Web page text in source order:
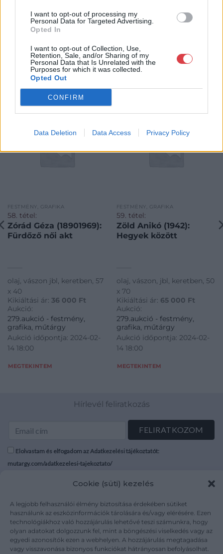
I want to opt-out of processing my
Personal Data for Targeted Advertising.
Opted In
I want to opt-out of Collection, Use,
Retention, Sale, and/or Sharing of my
Personal Data that Is Unrelated with the
Purposes for which it was collected.
Opted Out
CONFIRM
Data Deletion Data Access Privacy Policy
Cookie (süti) kezelés
A legjobb felhasználói élmény biztosítása érdekében sütiket
használunk az eszközinformációk tárolására és/vagy elérésére. Ezen
technológiákhoz való hozzájárulás lehetővé teszi számunkra, hogy
olyan adatokat dolgozzunk fel, mint a böngészési viselkedés vagy az
egyedi azonosítók ezen a webhelyen. A hozzájárulás megtagadása
vagy visszavonása bizonyos funkciókat hátrányosan befolyásolhat.
KAPCSOLÓDÓ MŰTÁRGYAK
FESTMÉNY, GRAFIKA
58. tétel:
Zórád Géza (18901969):
Fürdőző női akt
olaj, vászon jbl, keretben, 57
x 40
Kikiáltási ár: 36 000 Ft
Aukció:
279.aukció - festmény,
grafika, műtárgy
Aukció időpontja: 2024-02-
14 18:00
MEGTEKINTEM
FESTMÉNY, GRAFIKA
59. tétel:
Zöld Anikó (1942):
Hegyek között
olaj, vászon, jbl, keretben, 50
x 70
Kikiáltási ár: 65 000 Ft
Aukció:
279.aukció - festmény,
grafika, műtárgy
Aukció időpontja: 2024-02-
14 18:00
MEGTEKINTEM
Hírlevél feliratkozás
Elolvastam és elfogadom az Adatkezelési tájékoztatót:
mutargy.com/adatkezelesi-tajekoztato/
Médiaajánlat
Karrier
Kapcsolat
Áraink
ÁSZF
Adatvédelem
Impresszum